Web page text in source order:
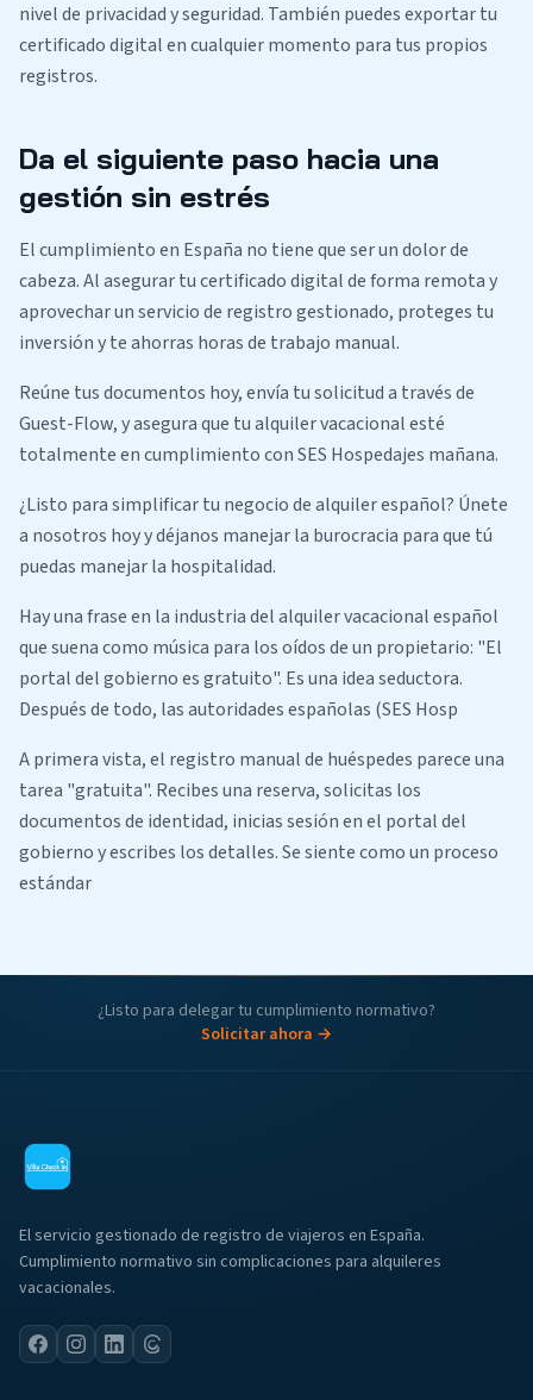
nivel de privacidad y seguridad. También puedes exportar tu
certificado digital en cualquier momento para tus propios
registros.
Da el siguiente paso hacia una
gestión sin estrés
El cumplimiento en España no tiene que ser un dolor de
cabeza. Al asegurar tu certificado digital de forma remota y
aprovechar un servicio de registro gestionado, proteges tu
inversión y te ahorras horas de trabajo manual.
Reúne tus documentos hoy, envía tu solicitud a través de
Guest-Flow, y asegura que tu alquiler vacacional esté
totalmente en cumplimiento con SES Hospedajes mañana.
¿Listo para simplificar tu negocio de alquiler español? Únete
a nosotros hoy y déjanos manejar la burocracia para que tú
puedas manejar la hospitalidad.
Hay una frase en la industria del alquiler vacacional español
que suena como música para los oídos de un propietario: "El
portal del gobierno es gratuito". Es una idea seductora.
Después de todo, las autoridades españolas (SES Hosp
A primera vista, el registro manual de huéspedes parece una
tarea "gratuita". Recibes una reserva, solicitas los
documentos de identidad, inicias sesión en el portal del
gobierno y escribes los detalles. Se siente como un proceso
estándar
¿Listo para delegar tu cumplimiento normativo?
Solicitar ahora →
El servicio gestionado de registro de viajeros en España.
Cumplimiento normativo sin complicaciones para alquileres
vacacionales.